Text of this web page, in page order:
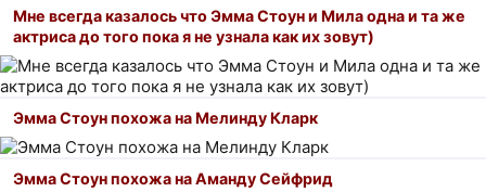
Мне всегда казалось что Эмма Стоун и Мила одна и та же
актриса до того пока я не узнала как их зовут)
Эмма Стоун похожа на Мелинду Кларк
Эмма Стоун похожа на Аманду Сейфрид